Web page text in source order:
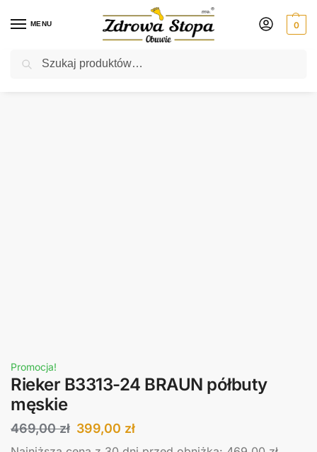
MENU 0
Rabat ⚡ 5% kod: ZDROWASTOPA (na obuwie poza promocją)
Promocja!
Rieker B3313-24 BRAUN półbuty
męskie
469,00zł 399,00 zł